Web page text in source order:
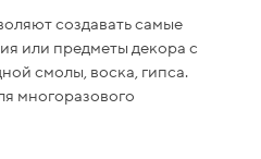
создавать самые
или предметы декора с
смолы, воска, гипса.
многоразового